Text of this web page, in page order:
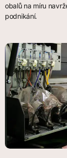
obalů na míru
podnikání.